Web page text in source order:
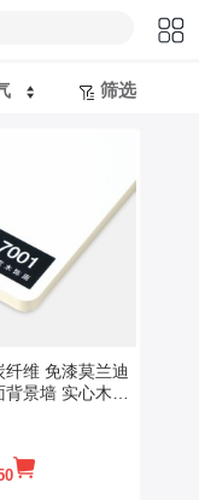
筛选
纤维 免漆莫兰迪
背景墙 实心木质